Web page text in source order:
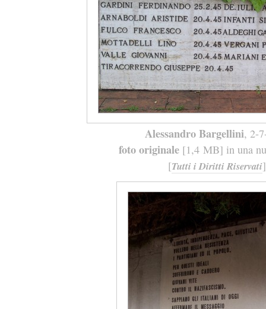
Alessandro Bargellini, 2-
foto originale[1,4 MB] in una
[Tutti i Diritti Riservati]